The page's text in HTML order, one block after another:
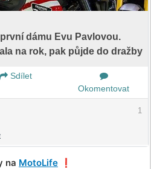
dámu Evu Pavlovou.
na rok, pak půjde do dražby
Sdílet
Okomentovat
1
na MotoLife ❗️